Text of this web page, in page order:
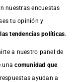
nuestras encuestas
tu opinión y
tendencias políticas.
a nuestro panel de
unacomunidad que
ayudan a